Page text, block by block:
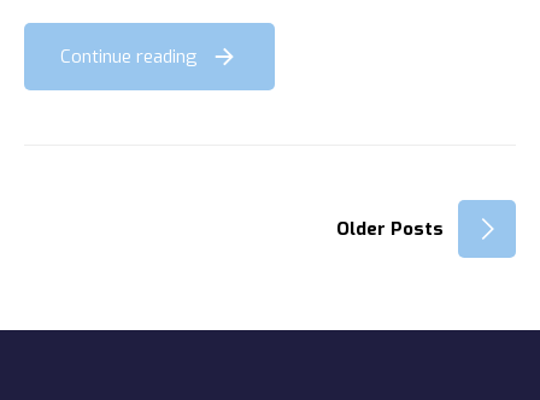
Continue reading
Older Posts